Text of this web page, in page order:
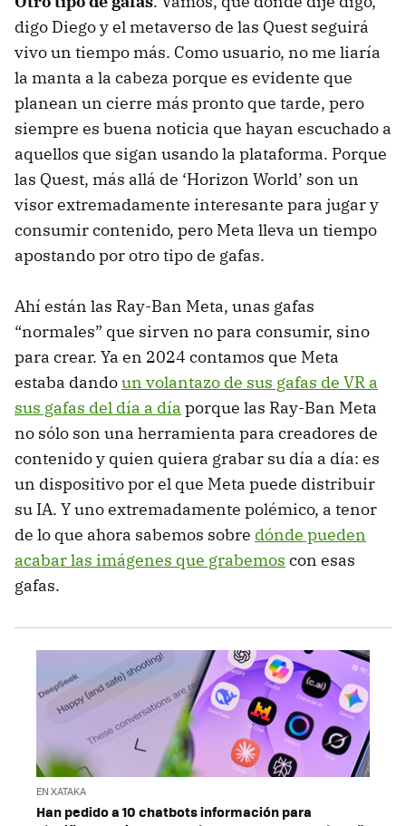
digo Diego y el metaverso de las Quest seguirá
vivo un tiempo más. Como usuario, no me liaría
la manta a la cabeza porque es evidente que
planean un cierre más pronto que tarde, pero
siempre es buena noticia que hayan escuchado a
aquellos que sigan usando la plataforma. Porque
las Quest, más allá de ‘Horizon World’ son un
visor extremadamente interesante para jugar y
consumir contenido, pero Meta lleva un tiempo
apostando por otro tipo de gafas.
Ahí están las Ray-Ban Meta, unas gafas
“normales” que sirven no para consumir, sino
para crear. Ya en 2024 contamos que Meta
estaba dandoun volantazo de sus gafas de VR a
sus gafas del día a día porque las Ray-Ban Meta
no sólo son una herramienta para creadores de
contenido y quien quiera grabar su día a día: es
un dispositivo por el que Meta puede distribuir
su IA. Y uno extremadamente polémico, a tenor
de lo que ahora sabemos sobre dónde pueden
acabar las imágenes que grabemos con esas
gafas.
EN XATAKA
Han pedido a 10 chatbots información para